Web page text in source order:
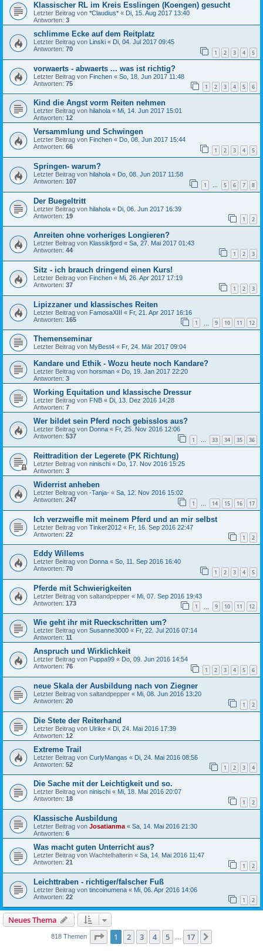
Klassischer RL im Kreis Esslingen (Koengen) gesucht
Letzter Beitrag von *Claudius* « Di, 15. Aug 2017 13:40
Antworten: 3
schlimme Ecke auf dem Reitplatz
Letzter Beitrag von Linski « Di, 04. Jul 2017 09:45
Antworten: 70 1 2 3 4 5
vorwaerts - abwaerts ... was ist richtig?
Letzter Beitrag von Finchen « So, 18. Jun 2017 11:48
Antworten: 75 1 2 3 4 5 6
Kind die Angst vorm Reiten nehmen
Letzter Beitrag von hilahola « Mi, 14. Jun 2017 15:01
Antworten: 12
Versammlung und Schwingen
Letzter Beitrag von Finchen « Do, 08. Jun 2017 15:44
Antworten: 66 1 2 3 4 5
Springen- warum?
Letzter Beitrag von hilahola « Do, 08. Jun 2017 11:58
Antworten: 107 1 … 5 6 7 8
Der Buegeltritt
Letzter Beitrag von hilahola « Di, 06. Jun 2017 16:39
Antworten: 19 1 2
Anreiten ohne vorheriges Longieren?
Letzter Beitrag von Klassikfjord « Sa, 27. Mai 2017 01:43
Antworten: 44 1 2 3
Sitz - ich brauch dringend einen Kurs!
Letzter Beitrag von Finchen « Mi, 26. Apr 2017 17:19
Antworten: 37 1 2 3
Lipizzaner und klassisches Reiten
Letzter Beitrag von FamosaXIII « Fr, 21. Apr 2017 16:16
Antworten: 165 1 9 10 11 12
Themenseminar
Letzter Beitrag von MyBest4 « Fr, 24. Mär 2017 09:04
Kandare und Ethik - Wozu heute noch Kandare?
Letzter Beitrag von horsman « Do, 19. Jan 2017 22:20
Antworten: 3
Working Equitation und klassische Dressur
Letzter Beitrag von FNB « Di, 13. Dez 2016 14:28
Antworten: 7
Wer bildet sein Pferd noch gebisslos aus?
Letzter Beitrag von Donna « Fr, 25. Nov 2016 12:06
Antworten: 537 1 … 33 34 35 36
Reittradition der Legerete (PK Richtung)
Letzter Beitrag von ninischi « Do, 17. Nov 2016 15:25
Antworten: 3
Widerrist anheben
Letzter Beitrag von -Tanja- « Sa, 12. Nov 2016 15:02
Antworten: 247 1 14 15 16 17
Ich verzweifle mit meinem Pferd und an mir selbst
Letzter Beitrag von Tinker2012 « Fr, 16. Sep 2016 22:47
Antworten: 22 1 2
Eddy Willems
Letzter Beitrag von Donna « So, 11. Sep 2016 16:40
Antworten: 70 1 2 3 4 5
Pferde mit Schwierigkeiten
Letzter Beitrag von saltandpepper « Mi, 07. Sep 2016 19:43
Antworten: 173 1 9 10 11 12
Wie geht ihr mit Rueckschritten um?
Letzter Beitrag von Susanne3000 « Fr, 22. Jul 2016 07:14
Antworten: 11
Anspruch und Wirklichkeit
Letzter Beitrag von Puppa99 « Do, 09. Jun 2016 14:54
Antworten: 76 1 2 3 4 5 6
neue Skala der Ausbildung nach von Ziegner
Letzter Beitrag von saltandpepper « Mi, 08. Jun 2016 13:20
Antworten: 20 1 2
Die Stete der Reiterhand
Letzter Beitrag von Ulrike « Di, 24. Mai 2016 17:39
Antworten: 12
Extreme Trail
Letzter Beitrag von CurlyMangas « Di, 24. Mai 2016 08:56
Antworten: 52 1 2 3 4
Die Sache mit der Leichtigkeit und so.
Letzter Beitrag von ninischi « Mi, 18. Mai 2016 20:07
Antworten: 18 1 2
Klassische Ausbildung
Letzter Beitrag von Josatianma « Sa, 14. Mai 2016 21:30
Antworten: 6
Was macht guten Unterricht aus?
Letzter Beitrag von Wachtelhalterin « Sa, 14. Mai 2016 11:47
Antworten: 21 1 2
Leichttraben - richtiger/falscher Fuß
Letzter Beitrag von tincoinumena « Mi, 06. Apr 2016 14:06
Antworten: 22 1 2
Neues Thema
818 Themen Seite 1von 17
1 2 3 4 5 17